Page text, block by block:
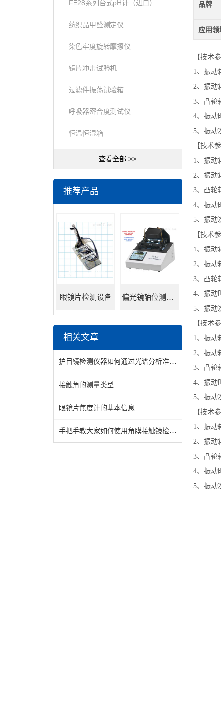
FE28系列台式pH计（进口）
纺织品甲醛测定仪
染色牢度旋转摩擦仪
镜片冲击试验机
过滤件振荡试验箱
呼吸器密合度测试仪
恒温恒湿箱
查看全部 >>
推荐产品
眼镜片检测设备 偏光镜轴位测试仪
相关文章
护目镜检测仪器如何通过光谱分析准确判断镜片质量？
接触角的测量类型
眼镜片焦度计的基本信息
手把手教大家如何使用角膜接触镜检测仪器
品牌
应用领
【技术
1、振动
2、振动
3、凸轮
4、振动
5、振动
【技术
1、振动
2、振动
3、凸轮
4、振动
5、振动
【技术
1、振动
2、振动
3、凸轮
4、振动
5、振动
【技术
1、振动
2、振动
3、凸轮
4、振动
5、振动
【技术
1、振动
2、振动
3、凸轮
4、振动
5、振动